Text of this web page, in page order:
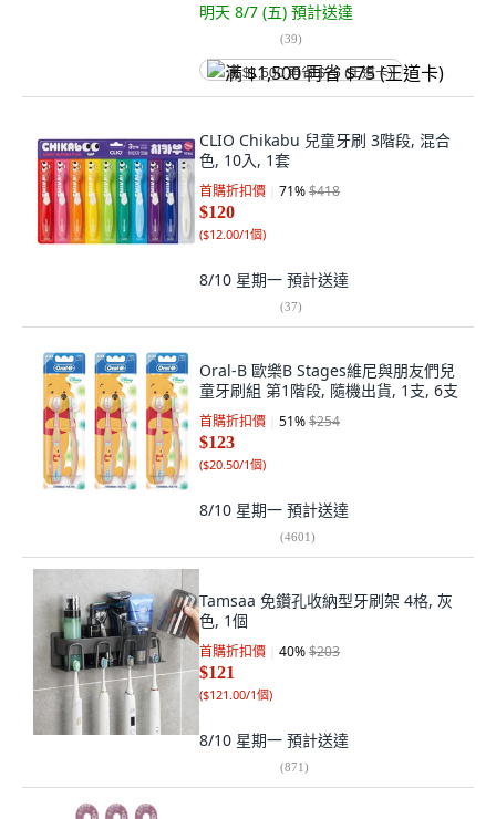
明天 8/7 (五) 預計送達
(39)
满 $1,500 再省 $75 (王道卡)
CLIO Chikabu 兒童牙刷 3階段, 混合
色, 10入, 1套
首購折扣價 71%$418
$120
($12.00/1個)
8/10 星期一 預計送達
(37)
Oral-B 歐樂B Stages維尼與朋友們兒
童牙刷組 第1階段, 隨機出貨, 1支, 6支
首購折扣價 51%$254
$123
($20.50/1個)
8/10 星期一 預計送達
(4601)
Tamsaa 免鑽孔收納型牙刷架 4格, 灰
色, 1個
首購折扣價 40%$203
$121
($121.00/1個)
8/10 星期一 預計送達
(871)